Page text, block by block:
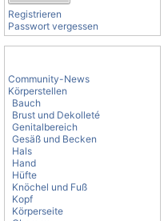
Registrieren
Passwort vergessen
Community-News
Körperstellen
Bauch
Brust und Dekolleté
Genitalbereich
Gesäß und Becken
Hals
Hand
Hüfte
Knöchel und Fuß
Kopf
Körperseite